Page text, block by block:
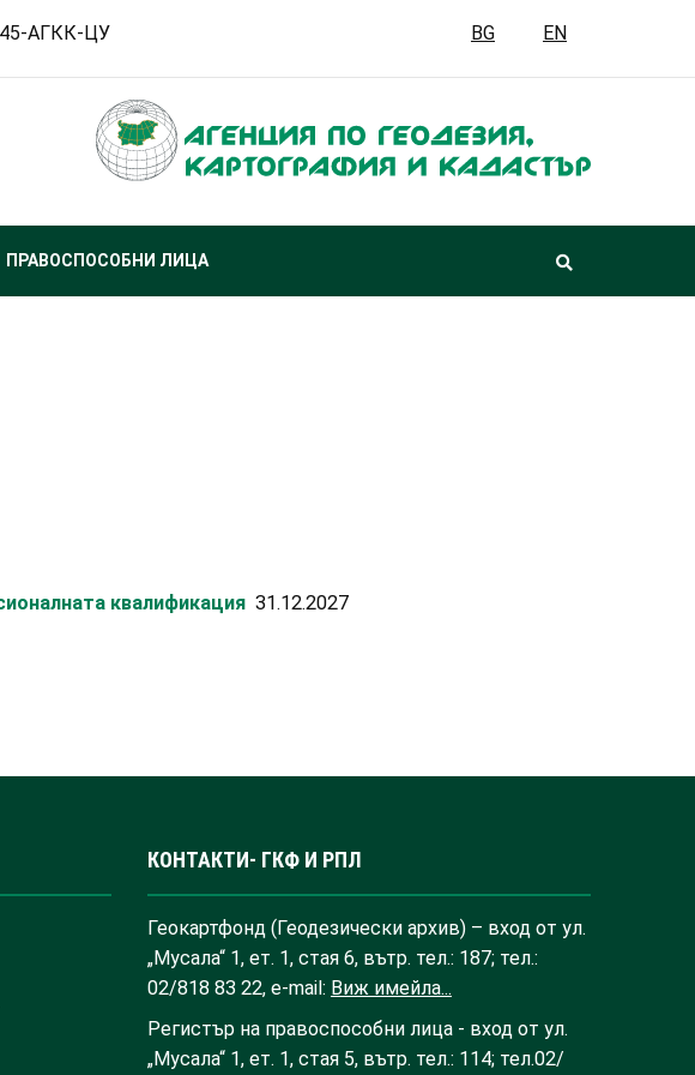
АГКК-ЦУ BG EN
ПРАВОСПОСОБНИ ЛИЦА
квалификация 31.12.2027
КОНТАКТИ- ГКФ И РПЛ
Геокартфонд (Геодезически архив) – вход от ул.
„Мусала“ 1, ет. 1, стая 6, вътр. тел.: 187; тел.:
02/818 83 22, e-mail: Виж имейла...
Регистър на правоспособни лица - вход от ул.
„Мусала“ 1, ет. 1, стая 5, вътр. тел.: 114; тел.02/